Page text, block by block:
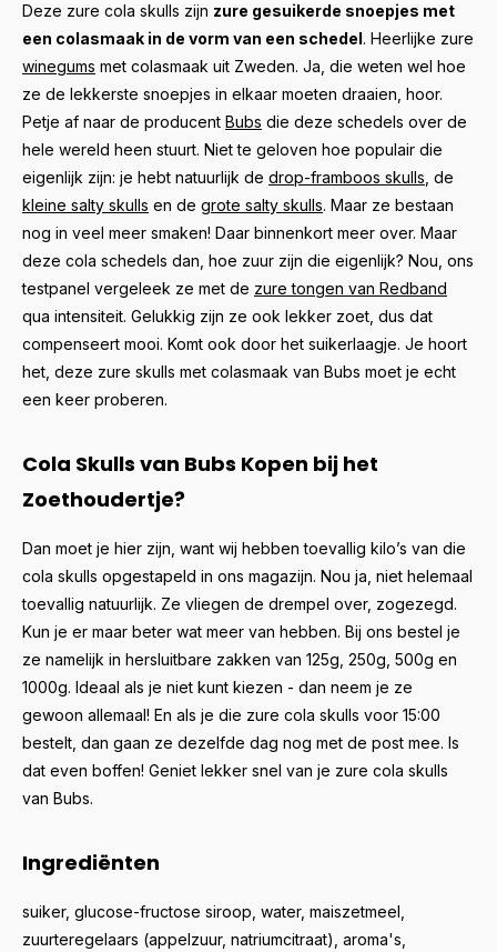
Deze zure cola skulls zijn zure gesuikerde snoepjes met
een colasmaak in de vorm van een schedel. Heerlijke zure
winegums met colasmaak uit Zweden. Ja, die weten wel hoe
ze de lekkerste snoepjes in elkaar moeten draaien, hoor.
Petje af naar de producent Bubs die deze schedels over de
hele wereld heen stuurt. Niet te geloven hoe populair die
eigenlijk zijn: je hebt natuurlijk de drop-framboos skulls , de
kleine salty skulls en de grote salty skulls. Maar ze bestaan
nog in veel meer smaken! Daar binnenkort meer over. Maar
deze cola schedels dan, hoe zuur zijn die eigenlijk? Nou, ons
testpanel vergeleek ze met de zure tongen van Redband
qua intensiteit. Gelukkig zijn ze ook lekker zoet, dus dat
compenseert mooi. Komt ook door het suikerlaagje. Je hoort
het, deze zure skulls met colasmaak van Bubs moet je echt
een keer proberen.
Cola Skulls van Bubs Kopen bij het
Zoethoudertje?
Dan moet je hier zijn, want wij hebben toevallig kilo’s van die
cola skulls opgestapeld in ons magazijn. Nou ja, niet helemaal
toevallig natuurlijk. Ze vliegen de drempel over, zogezegd.
Kun je er maar beter wat meer van hebben. Bij ons bestel je
ze namelijk in hersluitbare zakken van 125g, 250g, 500g en
1000g. Ideaal als je niet kunt kiezen - dan neem je ze
gewoon allemaal! En als je die zure cola skulls voor 15:00
bestelt, dan gaan ze dezelfde dag nog met de post mee. Is
dat even boffen! Geniet lekker snel van je zure cola skulls
van Bubs.
Ingrediënten
suiker, glucose-fructose siroop, water, maiszetmeel,
zuurteregelaars (appelzuur, natriumcitraat), aroma's,